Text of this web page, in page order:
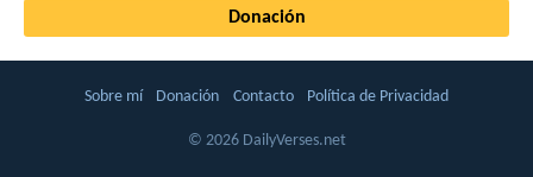
Donación
Sobre mí Donación Contacto Política de Privacidad
© 2026 DailyVerses.net